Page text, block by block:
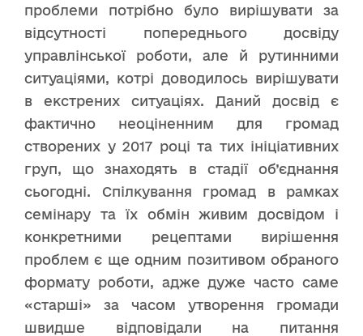
проблеми потрібно було вирішувати за
відсутності попереднього досвіду
управлінської роботи, але й рутинними
ситуаціями, котрі доводилось вирішувати
в екстрених ситуаціях. Даний досвід є
фактично неоціненним для громад
створених у 2017 році та тих ініціативних
груп, що знаходять в стадії об’єднання
сьогодні. Спілкування громад в рамках
семінару та їх обмін живим досвідом і
конкретними рецептами вирішення
проблем є ще одним позитивом обраного
формату роботи, адже дуже часто саме
«старші» за часом утворення громади
швидше відповідали на питання